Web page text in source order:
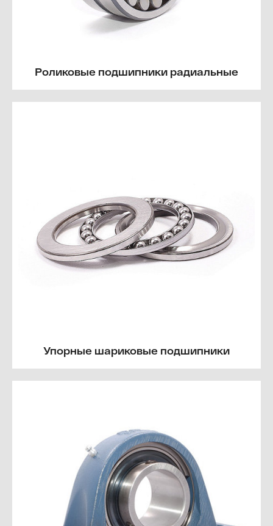
Роликовые подшипники радиальные
Упорные шариковые подшипники